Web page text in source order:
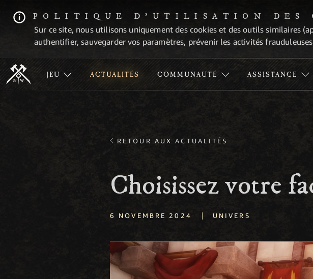
POLITIQUE D'UTILISATION DES
Sur ce site, nous utilisons uniquement des cookies et des outils similaires
authentifier, sauvegarder vos paramètres, prévenir les activités
JEU ACTUALITÉS COMMUNAUTÉ ASSISTANCE
RETOUR AUX ACTUALITÉS
Choisissez votre
6 NOVEMBRE 2024 | UNIVERS